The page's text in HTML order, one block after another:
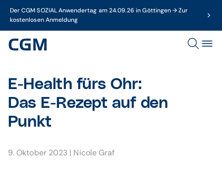
Der CGM SOZIAL Anwendertag am 24.09.26 in Göttingen → Zur
kostenlosen Anmeldung
E-Health fürs Ohr:
Das E-Rezept auf den
Punkt
9. Oktober 2023 | Nicole Graf